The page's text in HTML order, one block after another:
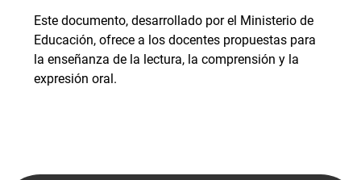
Este documento, desarrollado por el Ministerio de
Educación, ofrece a los docentes propuestas para
la enseñanza de la lectura, la comprensión y la
expresión oral.